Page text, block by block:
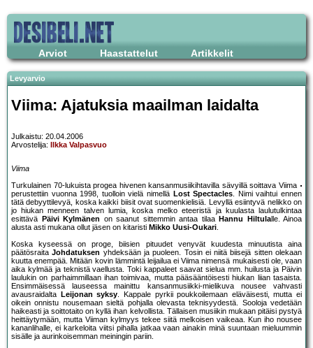
Arviot Haastattelut Artikkelit
Levyarvio
Viima: Ajatuksia maailman laidalta
Julkaistu: 20.04.2006
Arvostelija:
Ilkka Valpasvuo
Viima
Turkulainen 70-lukuista progea hivenen kansanmusiikihtavilla sävyillä soittava Viima
perustettiin vuonna 1998, tuolloin vielä nimellä Lost Spectacles. Nimi vaihtui ennen
tätä debyyttilevyä, koska kaikki biisit ovat suomenkielisiä. Levyllä esiintyvä nelikko on
jo hiukan menneen talven lumia, koska melko eteeristä ja kuulasta laulutulkintaa
esittävä
Päivi Kylmänen on saanut sittemmin antaa tilaa Hannu Hiltulalle. Ainoa
alusta asti mukana ollut jäsen on kitaristi Mikko Uusi-Oukari.
Koska kyseessä on proge, biisien pituudet venyvät kuudesta minuutista aina
päätösraitaJohdatuksen yhdeksään ja puoleen. Tosin ei niitä biisejä sitten olekaan
kuutta enempää. Mitään kovin lämmintä leijailua ei Viima nimensä mukaisesti ole, vaan
aika kylmää ja teknistä vaellusta. Toki kappaleet saavat sielua mm. huilusta ja Päivin
laulukin on parhaimmillaan ihan toimivaa, mutta pääsääntöisesti hiukan liian tasaista.
Ensimmäisessä lauseessa mainittu kansanmusiikki-mielikuva nousee vahvasti
avausraidalta
Leijonan syksy. Kappale pyrkii poukkoilemaan eläväisesti, mutta ei
oikein onnistu nousemaan sieltä pohjalla olevasta teknisyydestä. Sooloja vedetään
haikeasti ja soittotaito on kyllä ihan kelvollista. Tällaisen musiikin mukaan pitäisi pystyä
heittäytymään, mutta Viiman kylmyys tekee siitä melkoisen vaikeaa. Kun iho nousee
kananlihalle, ei karkeloita viitsi pihalla jatkaa vaan ainakin minä suuntaan mieluummin
sisälle ja aurinkoisemman meiningin pariin.